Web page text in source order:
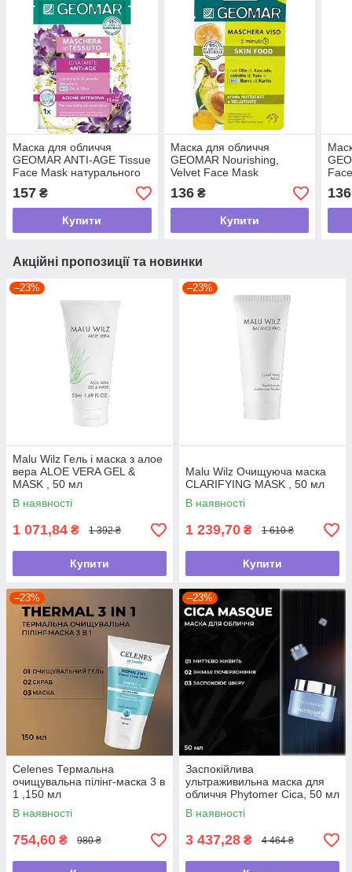
Маска для обличчя
GEOMAR ANTI-AGE Tissue
Face Mask натурального
походження, 22 мл
157 ₴
Купити
Маска для обличчя
GEOMAR Nourishing,
Velvet Face Mask
натурального
походження, 15 мл
136₴
Купити
мл
136
Акційні пропозиції та новинки
–23%
Malu Wilz Гель і маска з алое
вера ALOE VERA GEL &
MASK , 50 мл
В наявності
1 071,84 ₴ 1 392 ₴
Купити
–23%
Malu Wilz Очищуюча маска
CLARIFYING MASK , 50 мл
В наявності
1 239,70 ₴ 1 610 ₴
Купити
–23%
Celenes Термальна
очищувальна пілінг-маска 3 в
1 ,150 мл
В наявності
754,60 ₴ 980 ₴
–23%
Заспокійлива
ультраживильна маска для
обличчя Phytomer Cica, 50 мл
В наявності
3 437,28 ₴ 4 464 ₴